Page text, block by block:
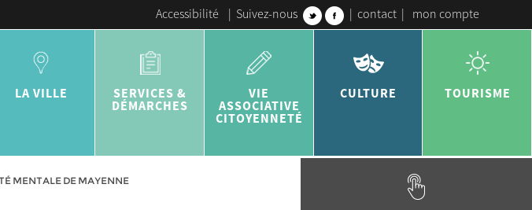
Accessibilité | Suivez-nous | contact | mon compte
LA VILLE
SERVICES &
DÉMARCHES
VIE
ASSOCIATIVE
CITOYENNETÉ
CULTURE TOURISME
MENTALE DE MAYENNE